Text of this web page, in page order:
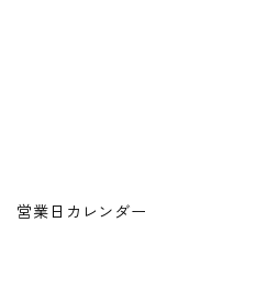
営業日カレンダー